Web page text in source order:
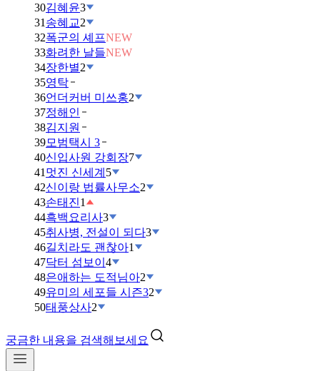
30김혜윤3
31 송혜교2
32폭군의 셰프NEW
33화려한 날들NEW
34장한별2
35영탁
36언더커버 미쓰홍2
37정해인
38김지원
39모범택시 3
40신입사원 강회장7
41 멋진 신세계 5
42신이랑 법률사무소2
43손태진1
44흑백요리사3
45취사병, 전설이 되다3
46길치라도 괜찮아1
47닥터 섬보이 4
48은애하는 도적님아2
49유미의 세포들 시즌32
50태풍상사2
궁금한 내용을 검색해보세요